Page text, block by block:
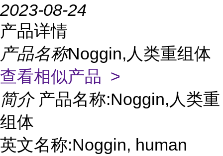
2023-08-24
产品详情
产品名称Noggin,人类重组体
查看相似产品 >
简介 产品名称:Noggin,人类重
组体
英文名称:Noggin, human